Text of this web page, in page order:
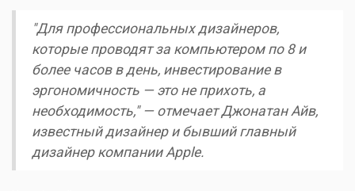
"Для профессиональных дизайнеров,
которые проводят за компьютером по 8 и
более часов в день, инвестирование в
эргономичность — это не прихоть, а
необходимость," — отмечает Джонатан Айв,
известный дизайнер и бывший главный
дизайнер компании Apple.